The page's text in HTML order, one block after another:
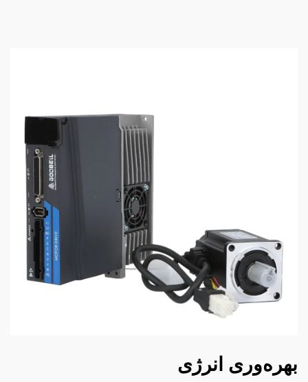
بهره‌وری انرژی